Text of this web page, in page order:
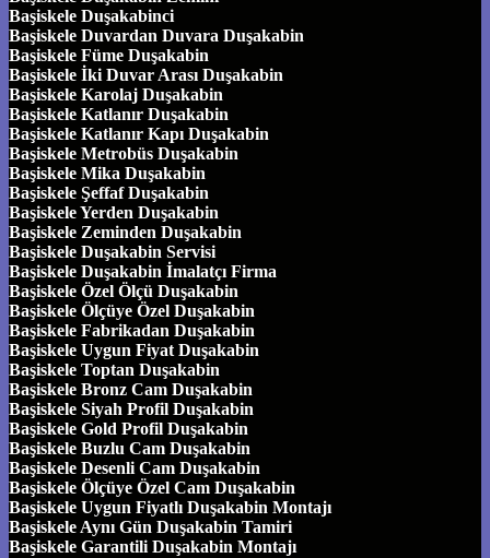
Başiskele Duşakabinci
Başiskele Duvardan Duvara Duşakabin
Başiskele Füme Duşakabin
Başiskele İki Duvar Arası Duşakabin
Başiskele Karolaj Duşakabin
Başiskele Katlanır Duşakabin
Başiskele Katlanır Kapı Duşakabin
Başiskele Metrobüs Duşakabin
Başiskele Mika Duşakabin
Başiskele Şeffaf Duşakabin
Başiskele Yerden Duşakabin
Başiskele Zeminden Duşakabin
Başiskele Duşakabin Servisi
Başiskele Duşakabin İmalatçı Firma
Başiskele Özel Ölçü Duşakabin
Başiskele Ölçüye Özel Duşakabin
Başiskele Fabrikadan Duşakabin
Başiskele Uygun Fiyat Duşakabin
Başiskele Toptan Duşakabin
Başiskele Bronz Cam Duşakabin
Başiskele Siyah Profil Duşakabin
Başiskele Gold Profil Duşakabin
Başiskele Buzlu Cam Duşakabin
Başiskele Desenli Cam Duşakabin
Başiskele Ölçüye Özel Cam Duşakabin
Başiskele Uygun Fiyatlı Duşakabin Montajı
Başiskele Aynı Gün Duşakabin Tamiri
Başiskele Garantili Duşakabin Montajı